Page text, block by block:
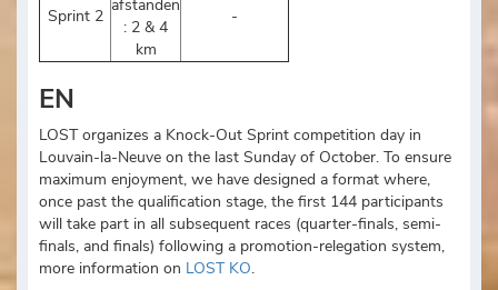
Sprint 2
afstanden
: 2 & 4
km
-
EN
LOST organizes a Knock-Out Sprint competition day in
Louvain-la-Neuve on the last Sunday of October. To ensure
maximum enjoyment, we have designed a format where,
once past the qualification stage, the first 144 participants
will take part in all subsequent races (quarter-finals, semi-
finals, and finals) following a promotion-relegation system,
more information on LOST KO.